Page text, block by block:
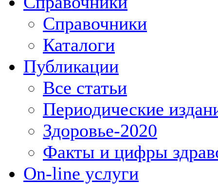
Справочники
Каталоги
Публикации
Все статьи
Периодические
Здоровье-2020
Факты и цифры
On-line услуги